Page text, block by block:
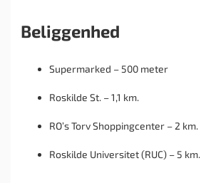
Beliggenhed
Supermarked – 500 meter
Roskilde St. – 1,1 km.
RO’s Torv Shoppingcenter – 2 km.
Roskilde Universitet (RUC) – 5 km.